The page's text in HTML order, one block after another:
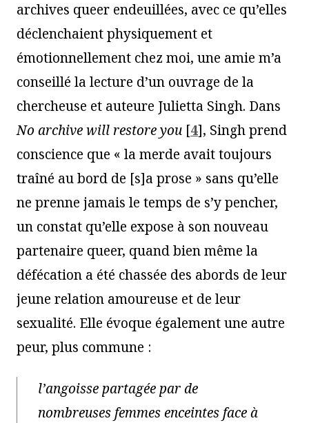
archives queer endeuillées, avec ce qu’elles
déclenchaient physiquement et
émotionnellement chez moi, une amie m’a
conseillé la lecture d’un ouvrage de la
chercheuse et auteure Julietta Singh. Dans
No archive will restore you [4], Singh prend
conscience que « la merde avait toujours
traîné au bord de [s]a prose » sans qu’elle
ne prenne jamais le temps de s’y pencher,
un constat qu’elle expose à son nouveau
partenaire queer, quand bien même la
défécation a été chassée des abords de leur
jeune relation amoureuse et de leur
sexualité. Elle évoque également une autre
peur, plus commune :
l’angoisse partagée par de
nombreuses femmes enceintes face à